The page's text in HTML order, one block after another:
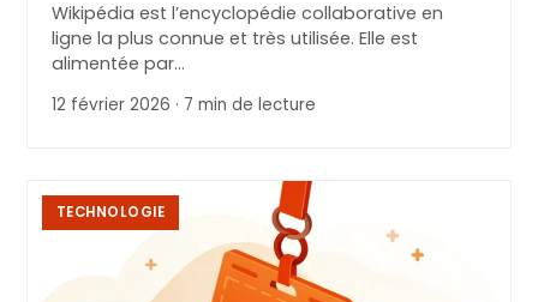
Wikipédia est l’encyclopédie collaborative en
ligne la plus connue et très utilisée. Elle est
alimentée par…
12 février 2026 · 7 min de lecture
TECHNOLOGIE